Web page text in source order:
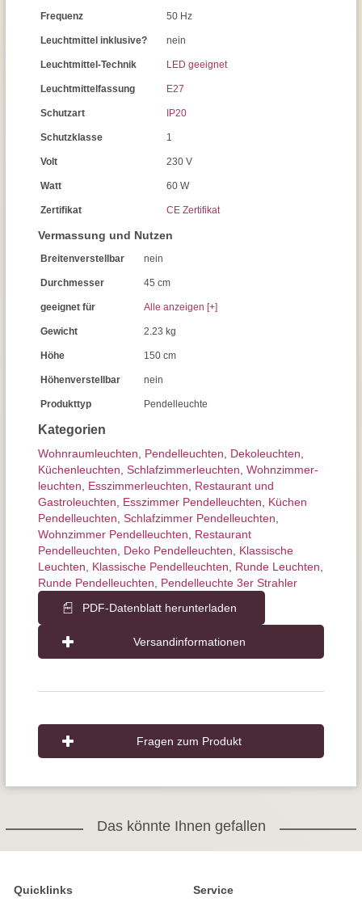
Kategorien
Wohnraum­leuchten Pendel­leuchten Dekoleuchten
Küchenleuchten Schlafzimmer­leuchten Wohnzimmer­
leuchten
Esszimmer­­leuchten
Restaurant und
Gastroleuchten
Esszimmer Pendelleuchten
Küchen
Pendelleuchten Schlafzimmer Pendelleuchten
Wohnzimmer Pendelleuchten
Restaurant
Pendelleuchten
Deko Pendelleuchten
Klassische
Leuchten
Klassische Pendelleuchten Runde Leuchten
Runde Pendelleuchten
Pendelleuchte 3er Strahler
PDF-Datenblatt herunterladen
Versandinformationen
Frequenz 50 Hz
Leuchtmittel inklusive? nein
Leuchtmittel-Technik LED geeignet
Leuchtmittelfassung E27
Schutzart IP20
Schutzklasse 1
Volt 230 V
Watt 60 W
Zertifikat CE Zertifikat
Vermassung und Nutzen
Breitenverstellbar nein
Durchmesser 45 cm
geeignet für Alle anzeigen [+]
Gewicht 2.23 kg
Höhe 150 cm
Höhenverstellbar nein
Produkttyp Pendelleuchte
Fragen zum Produkt
Das könnte Ihnen gefallen
Quicklinks Service